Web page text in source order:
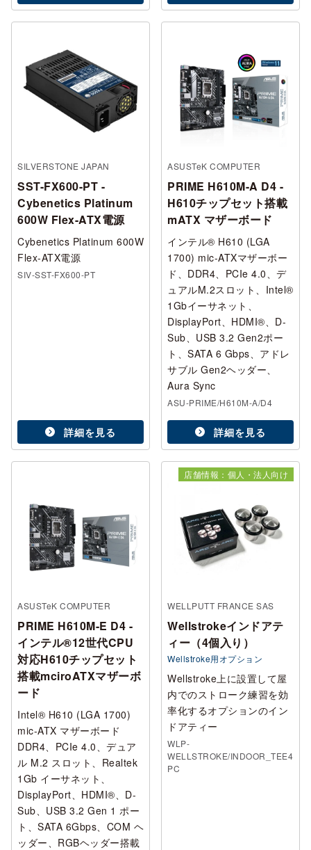
SILVERSTONE JAPAN
SST-FX600-PT -
Cybenetics Platinum
600W Flex-ATX電源
Cybenetics Platinum 600W
Flex-ATX電源
SIV-SST-FX600-PT
詳細を見る
ASUSTeK COMPUTER
PRIME H610M-A D4 -
H610チップセット搭載
mATX マザーボード
インテル® H610 (LGA
1700) mic-ATXマザーボー
ド、DDR4、PCIe 4.0、デ
ュアルM.2スロット、Intel®
1Gbイーサネット、
DisplayPort、HDMI®、D-
Sub、USB 3.2 Gen2ポー
ト、SATA 6 Gbps、アドレ
サブル Gen2ヘッダー、
Aura Sync
ASU-PRIME/H610M-A/D4
詳細を見る
ASUSTeK COMPUTER
PRIME H610M-E D4 -
インテル®12世代CPU
対応H610チップセット
搭載mciroATXマザーボ
ード
Intel® H610 (LGA 1700)
mic-ATX マザーボード
DDR4、PCIe 4.0、デュア
ル M.2 スロット、Realtek
1Gb イーサネット、
DisplayPort、HDMI®、D-
Sub、USB 3.2 Gen 1 ポー
ト、SATA 6Gbps、COM ヘ
ッダー、RGBヘッダー搭載
店舗情報：個人・法人向け
WELLPUTT FRANCE SAS
Wellstrokeインドアテ
ィー（4個入り）
Wellstroke用オプション
Wellstroke上に設置して屋
内でのストローク練習を効
率化するオプションのイン
ドアティー
WLP-
WELLSTROKE/INDOOR_TEE4
PC